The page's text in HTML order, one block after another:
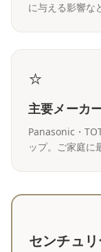
に与える影響な
⭐
主要メーカ
Panasonic・
ップ。ご家庭に
センチュ